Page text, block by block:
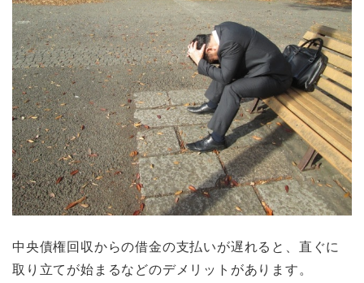
中央債権回収からの借金の支払いが遅れると、直ぐに
取り立てが始まるなどのデメリットがあります。